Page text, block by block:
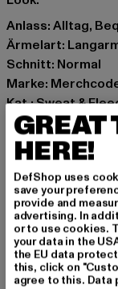
Anlass: Alltag,
Ärmelart:
Schnitt: Normal
Marke:
Kat.: Sweat &
Farbe: weiß
Hersteller Farbe:
Polyester
Art.Nr:
Hersteller: TB
Dr.-Robert-
DE
GREAT
HERE!
DefShop uses
save your
provide and
advertising. In
or to use cookies.
your data in the
the EU data
this, click on
agree to this. Data